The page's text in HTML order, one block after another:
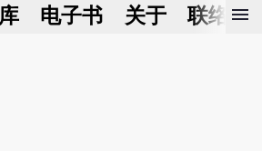
电子书 关于 联络我
menu